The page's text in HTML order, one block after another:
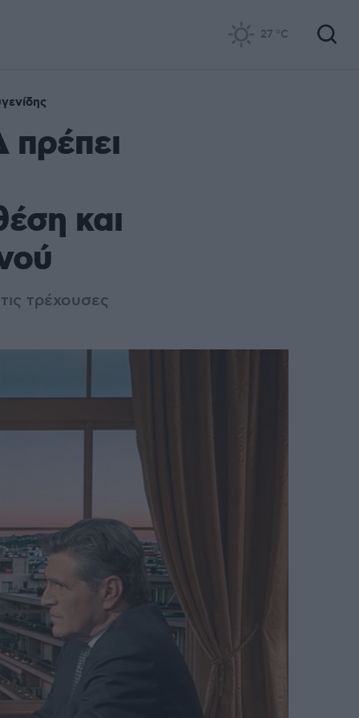
27 °C
και
τρέχουσες